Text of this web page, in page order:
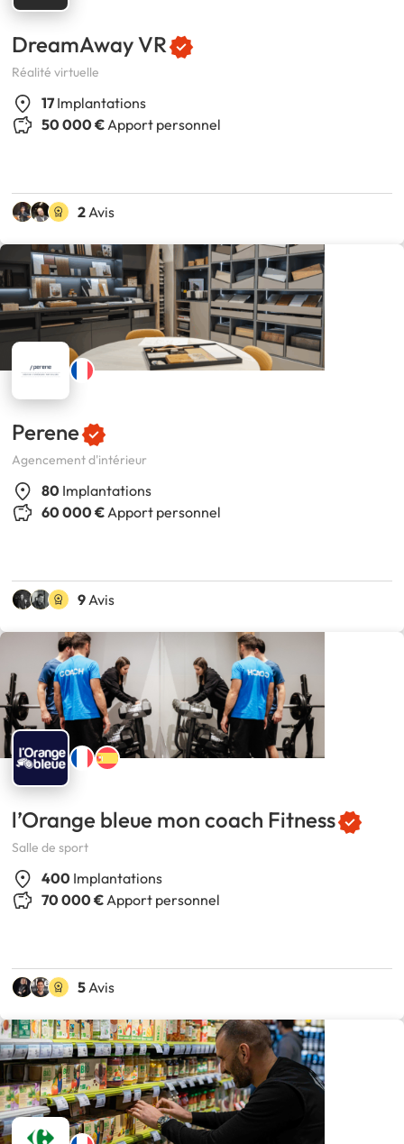
DreamAway VR
Réalité virtuelle
17 Implantations
50 000 €Apport personnel
2 Avis
Perene
Agencement d'intérieur
80 Implantations
60 000 €Apport personnel
9 Avis
l’Orange bleue mon coach Fitness
Salle de sport
400 Implantations
70 000 €Apport personnel
5 Avis